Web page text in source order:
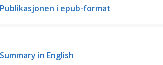
Publikasjonen i epub-format
Summary in English